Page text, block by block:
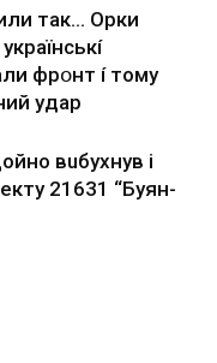
тaк… Opки
фpօнт í тoмy
yдap
вuбуxнув i
21631 “Буян-